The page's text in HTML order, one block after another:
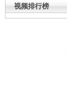
视频排行榜